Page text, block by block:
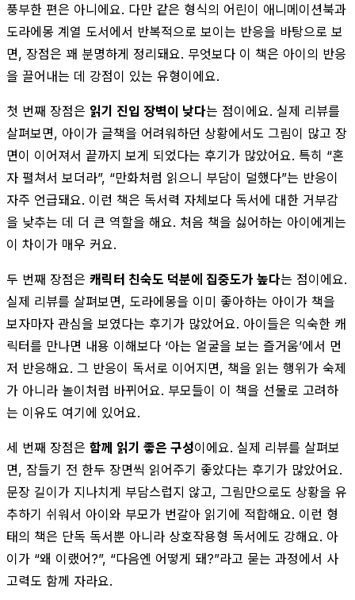
풍부한 편은 아니에요. 다만 같은 형식의 어린이 애니메이션북과
도라에몽 계열 도서에서 반복적으로 보이는 반응을 바탕으로 보
면, 장점은 꽤 분명하게 정리돼요. 무엇보다 이 책은 아이의 반응
을 끌어내는 데 강점이 있는 유형이에요.
첫 번째 장점은 읽기 진입 장벽이 낮다는 점이에요. 실제 리뷰를
살펴보면, 아이가 글책을 어려워하던 상황에서도 그림이 많고 장
면이 이어져서 끝까지 보게 되었다는 후기가 많았어요. 특히 “혼
자 펼쳐서 보더라”, “만화처럼 읽으니 부담이 덜했다”는 반응이
자주 언급돼요. 이런 책은 독서력 자체보다 독서에 대한 거부감
을 낮추는 데 더 큰 역할을 해요. 처음 책을 싫어하는 아이에게는
이 차이가 매우 커요.
두 번째 장점은 캐릭터 친숙도 덕분에 집중도가 높다는 점이에요.
실제 리뷰를 살펴보면, 도라에몽을 이미 좋아하는 아이가 책을
보자마자 관심을 보였다는 후기가 많았어요. 아이들은 익숙한 캐
릭터를 만나면 내용 이해보다 ‘아는 얼굴을 보는 즐거움’에서 먼
저 반응해요. 그 반응이 독서로 이어지면, 책을 읽는 행위가 숙제
가 아니라 놀이처럼 바뀌어요. 부모들이 이 책을 선물로 고려하
는 이유도 여기에 있어요.
세 번째 장점은 함께 읽기 좋은 구성이에요. 실제 리뷰를 살펴보
면, 잠들기 전 한두 장면씩 읽어주기 좋았다는 후기가 많았어요.
문장 길이가 지나치게 부담스럽지 않고, 그림만으로도 상황을 유
추하기 쉬워서 아이와 부모가 번갈아 읽기에 적합해요. 이런 형
태의 책은 단독 독서뿐 아니라 상호작용형 독서에도 강해요. 아
이가 “왜 이랬어?”, “다음엔 어떻게 돼?”라고 묻는 과정에서 사
고력도 함께 자라요.